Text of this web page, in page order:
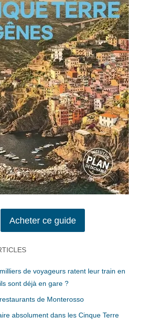
Acheter ce guide
de voyageurs ratent leur train en
sont déjà en gare ?
de Monterosso
absolument dans les Cinque Terre